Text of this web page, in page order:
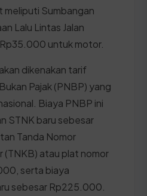
Sumbangan
Lalu Lintas Jalan
untuk motor.
dikenakan tarif
Pajak (PNBP) yang
Biaya PNBP ini
STNK baru sebesar
Tanda Nomor
(TNKB) atau plat nomor
serta biaya
sebesar Rp225.000.